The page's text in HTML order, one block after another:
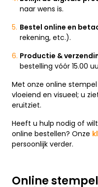
naar wens is.
Bestel online en
rekening, etc.).
Productie &
bestelling vóór 15.00
Met onze online
vloeiend en visueel; u
eruitziet.
Heeft u hulp nodig of
online bestellen? Onze
persoonlijk verder.
Online